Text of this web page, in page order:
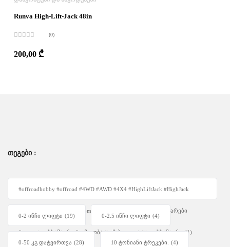
Runva High-Lift-Jack 48in
0,
5-
(0)
200,00 ₾
ᲗᲔᲒᲔᲑᲘ :
#offroadhobby #offroad #4WD #AWD #4X4 #HighLiftJack #HighJack
#4WDUnity #OffRoadEquipment #Overlanding #ავტოაქსესუარები
#ფოლადისსამაგრი #უგზოობა #ექსპედიცია #ჯეკისსამაგრი (1)
0-2 ინჩი ლიფტი (19) 0-2.5 ინჩი ლიფტი (4)
0-50 კგ დატვირთვა (28) 10 ტონიანი ტრეკები. (4)